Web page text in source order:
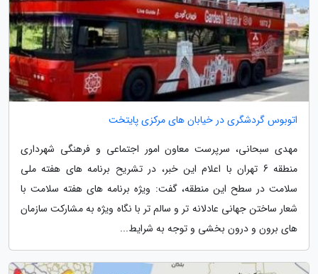
اتوبوس گردشگری در خیابان های مرکزی پایتخت
مهدی سبحانی، سرپرست معاون امور اجتماعی و فرهنگی شهرداری
منطقه 6 تهران با اعلام این خبر، در تشریح برنامه های هفته ملی
سلامت در سطح این منطقه، گفت: ویژه برنامه های هفته سلامت با
شعار ساختن جهانی عادلانه تر و سالم تر با نگاه ویژه به مشارکت سازمان
های برون و درون بخشی و توجه به شرایط...